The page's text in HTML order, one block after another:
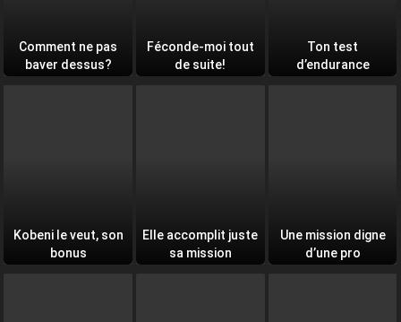
Comment ne pas
baver dessus?
Féconde-moi tout
de suite!
Ton test
d’endurance
Kobeni le veut, son
bonus
Elle accomplit juste
sa mission
Une mission digne
d’une pro